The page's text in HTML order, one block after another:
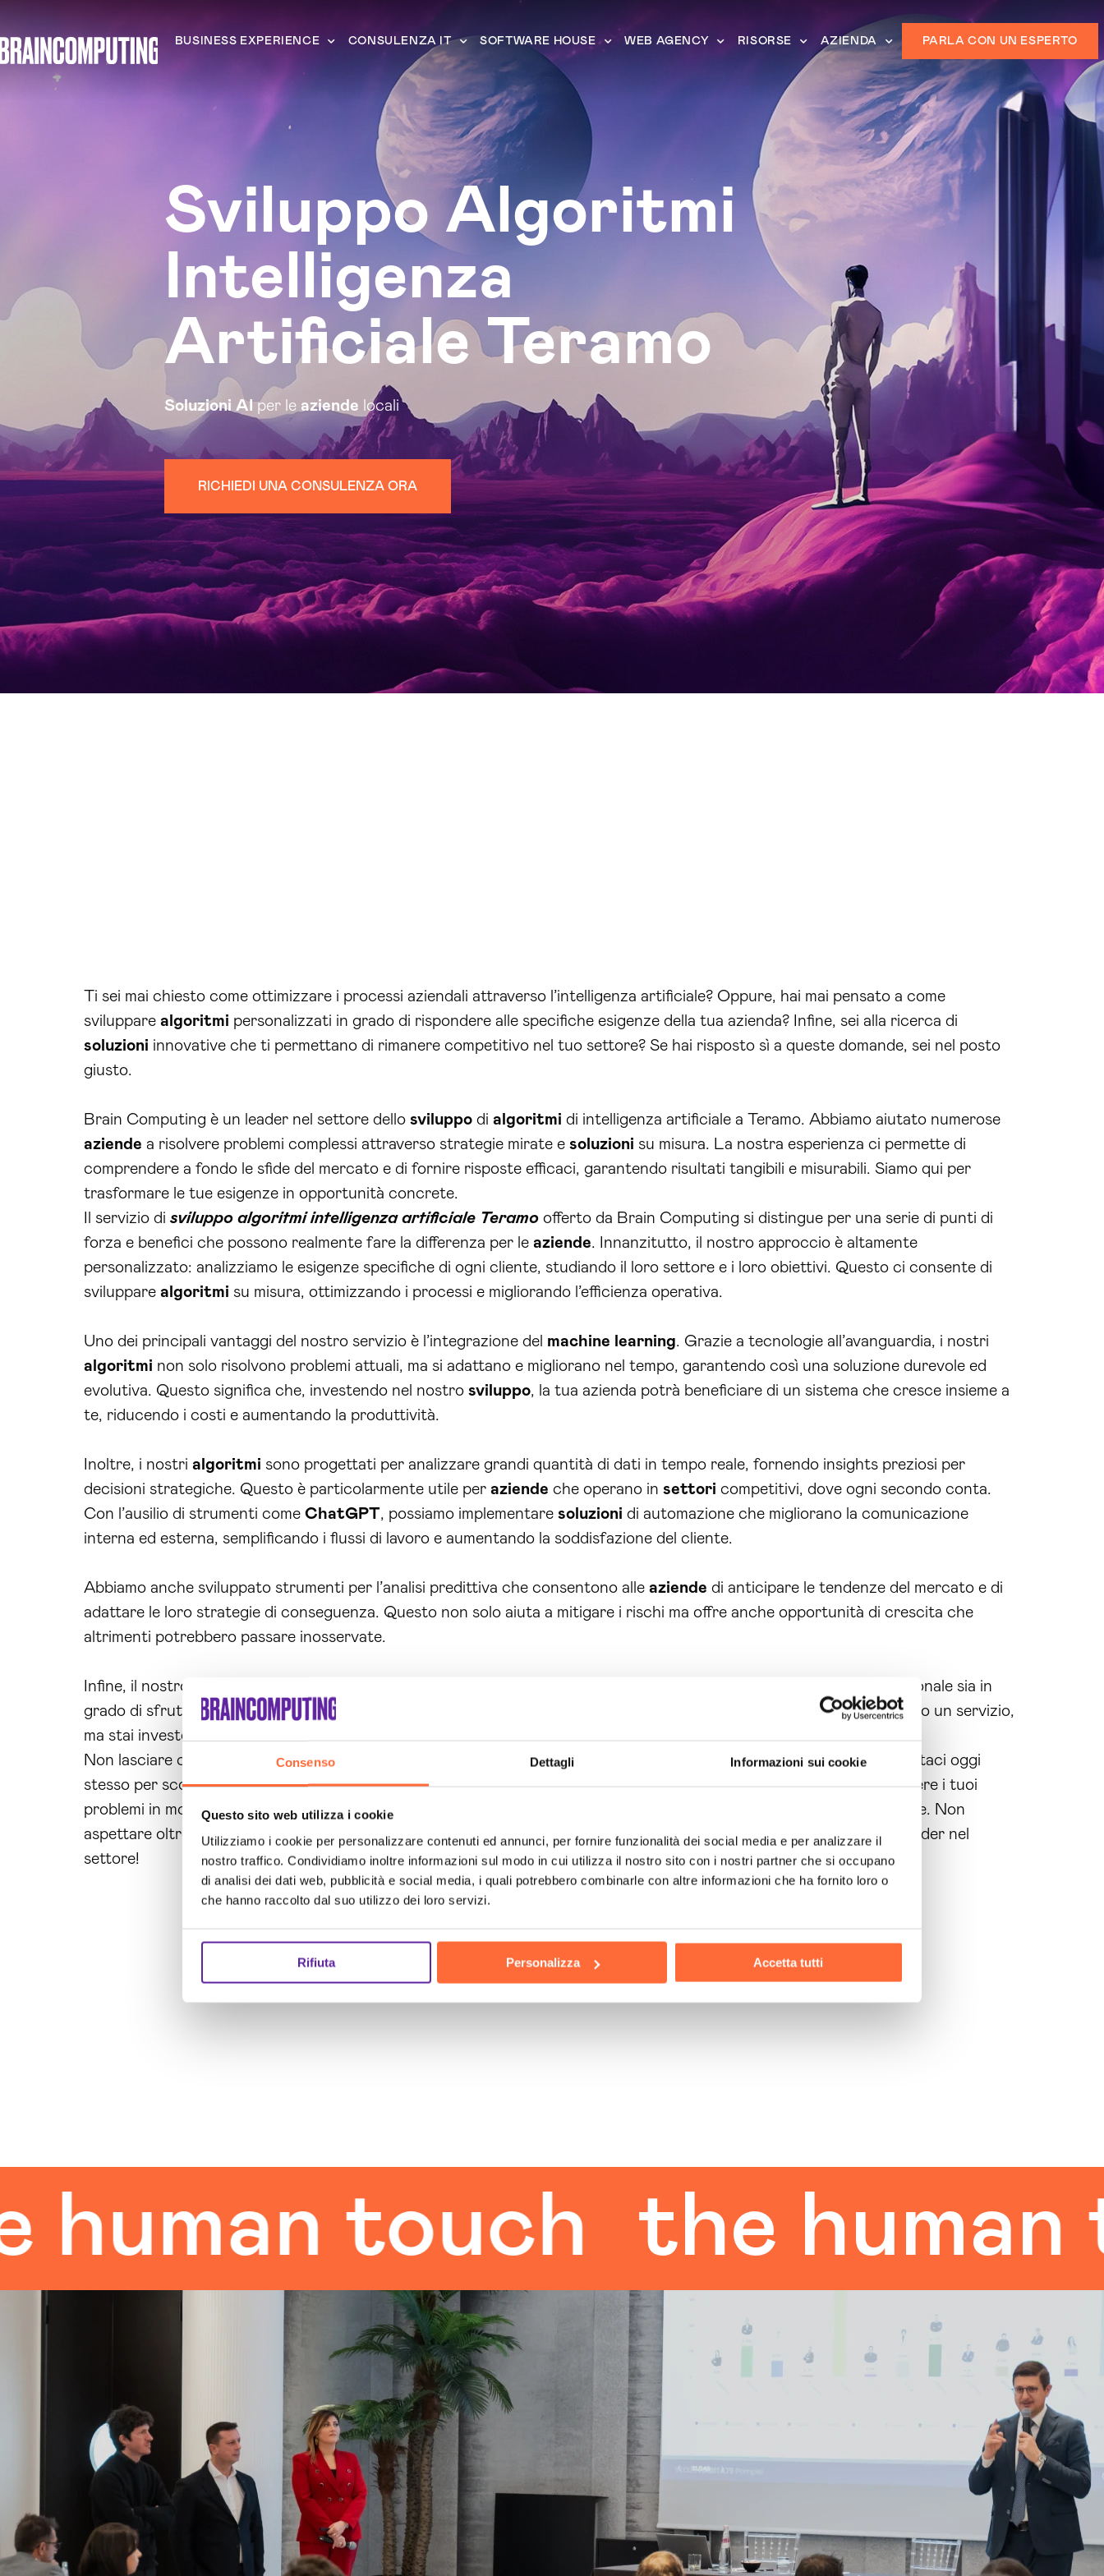
Consenso Dettagli Informazioni sui cookie
Questo sito web utilizza i cookie
Utilizziamo i cookie per personalizzare contenuti ed annunci, per fornire funzionalità dei social media e per analizzare il
nostro traffico. Condividiamo inoltre informazioni sul modo in cui utilizza il nostro sito con i nostri partner che si occupano
di analisi dei dati web, pubblicità e social media, i quali potrebbero combinarle con altre informazioni che ha fornito loro o
che hanno raccolto dal suo utilizzo dei loro servizi.
Rifiuta Personalizza Accetta tutti
BUSINESS EXPERIENCE CONSULENZA IT SOFTWARE HOUSE WEB AGENCY RISORSE AZIENDA PARLA CON UN ESPERTO
Sviluppo Algoritmi
Intelligenza
Artificiale Teramo
Soluzioni AIper le aziende locali
RICHIEDI UNA CONSULENZA ORA
Ti sei mai chiesto come ottimizzare i processi aziendali attraverso l’intelligenza artificiale? Oppure, hai mai pensato a come
sviluppare algoritmi personalizzati in grado di rispondere alle specifiche esigenze della tua azienda? Infine, sei alla ricerca di
soluzioni innovative che ti permettano di rimanere competitivo nel tuo settore? Se hai risposto sì a queste domande, sei nel posto
giusto.
Brain Computing è un leader nel settore dello sviluppo di algoritmi di intelligenza artificiale a Teramo. Abbiamo aiutato numerose
aziende a risolvere problemi complessi attraverso strategie mirate e soluzioni su misura. La nostra esperienza ci permette di
comprendere a fondo le sfide del mercato e di fornire risposte efficaci, garantendo risultati tangibili e misurabili. Siamo qui per
trasformare le tue esigenze in opportunità concrete.
Il servizio di sviluppo algoritmi intelligenza artificiale Teramo offerto da Brain Computing si distingue per una serie di punti di
forza e benefici che possono realmente fare la differenza per le aziende. Innanzitutto, il nostro approccio è altamente
personalizzato: analizziamo le esigenze specifiche di ogni cliente, studiando il loro settore e i loro obiettivi. Questo ci consente di
sviluppare algoritmi su misura, ottimizzando i processi e migliorando l’efficienza operativa.
Uno dei principali vantaggi del nostro servizio è l’integrazione del machine learning. Grazie a tecnologie all’avanguardia, i nostri
algoritmi non solo risolvono problemi attuali, ma si adattano e migliorano nel tempo, garantendo così una soluzione durevole ed
evolutiva. Questo significa che, investendo nel nostro sviluppo, la tua azienda potrà beneficiare di un sistema che cresce insieme a
te, riducendo i costi e aumentando la produttività.
Inoltre, i nostri algoritmi sono progettati per analizzare grandi quantità di dati in tempo reale, fornendo insights preziosi per
decisioni strategiche. Questo è particolarmente utile per aziende che operano in settori competitivi, dove ogni secondo conta.
Con l’ausilio di strumenti come ChatGPT, possiamo implementare soluzioni di automazione che migliorano la comunicazione
interna ed esterna, semplificando i flussi di lavoro e aumentando la soddisfazione del cliente.
Abbiamo anche sviluppato strumenti per l’analisi predittiva che consentono alle aziende di anticipare le tendenze del mercato e di
adattare le loro strategie di conseguenza. Questo non solo aiuta a mitigare i rischi ma offre anche opportunità di crescita che
altrimenti potrebbero passare inosservate.
Infine, il nostro team di esperti è sempre a disposizione per fornire supporto e formazione, assicurando che il tuo personale sia in
grado di sfruttare al massimo le potenzialità degli
sviluppati. Con Brain Computing, non stai solo acquistando un servizio,
ma stai investendo in un partner strategico che ti guiderà nel percorso di innovazione e trasformazione digitale.
Non lasciare che le sfide del tuo settore ti rallentino. È il momento di agire e di dare una svolta alla tua azienda! Contattaci oggi
stesso per scoprire come il nostro servizio disviluppo algoritmi intelligenza artificiale Teramopuò aiutarti a risolvere i tuoi
problemi in modo definitivo. Siamo pronti a offrirti una consulenza personalizzata e a rispondere a tutte le tue domande. Non
aspettare oltre: il futuro della tua azienda inizia con una semplice decisione. Prendi il controllo e lasciati guidare dai leader nel
settore!
touch the human